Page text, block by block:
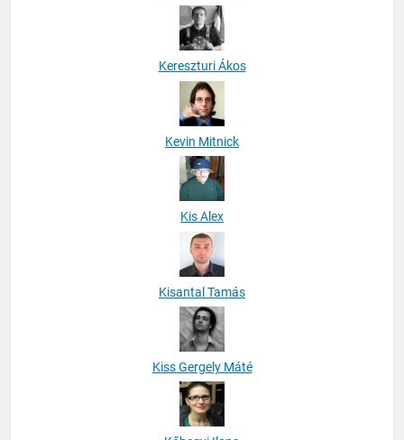
Kereszturi Ákos
Kevin Mitnick
Kis Alex
Kisantal Tamás
Kiss Gergely Máté